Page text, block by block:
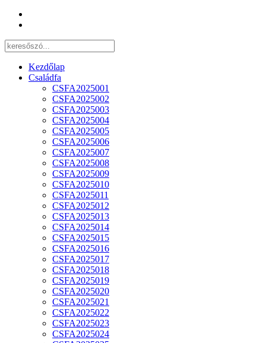
Kezdőlap
Családfa
CSFA2025001
CSFA2025002
CSFA2025003
CSFA2025004
CSFA2025005
CSFA2025006
CSFA2025007
CSFA2025008
CSFA2025009
CSFA2025010
CSFA2025011
CSFA2025012
CSFA2025013
CSFA2025014
CSFA2025015
CSFA2025016
CSFA2025017
CSFA2025018
CSFA2025019
CSFA2025020
CSFA2025021
CSFA2025022
CSFA2025023
CSFA2025024